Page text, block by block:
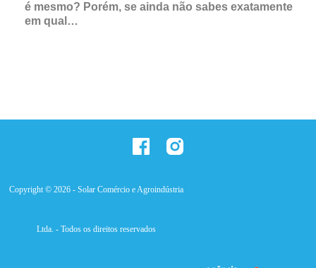
é mesmo? Porém, se ainda não sabes exatamente
em qual…
Copyright © 2026 - Solar Comércio e Agroindústria
Ltda. - Todos os direitos reservados